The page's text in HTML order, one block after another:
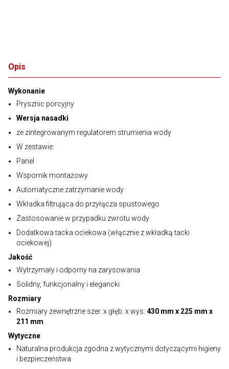
Opis
Wykonanie
Prysznic porcyjny
Wersja nasadki
ze zintegrowanym regulatorem strumienia wody
W zestawie:
Panel
Wspornik montażowy
Automatyczne zatrzymanie wody
Wkładka filtrująca do przyłącza spustowego
Zastosowanie w przypadku zwrotu wody
Dodatkowa tacka ociekowa (włącznie z wkładką tacki
ociekowej)
Jakość
Wytrzymały i odporny na zarysowania
Solidny, funkcjonalny i elegancki
Rozmiary
Rozmiary zewnętrzne szer. x głęb. x wys: 430 mm x 225 mm x
211 mm
Wytyczne
Naturalna produkcja zgodna z wytycznymi dotyczącymi higieny
i bezpieczeństwa